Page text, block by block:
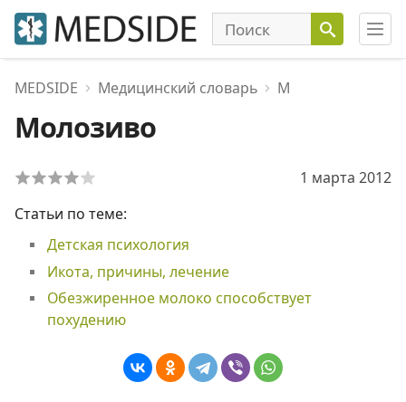
MEDSIDE Медицинский словарь М
Молозиво
1 марта 2012
Статьи по теме:
Детская психология
Икота, причины, лечение
Обезжиренное молоко способствует
похудению